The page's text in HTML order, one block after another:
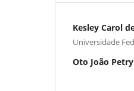
Kesley Carol
Universidade
Oto João Petry